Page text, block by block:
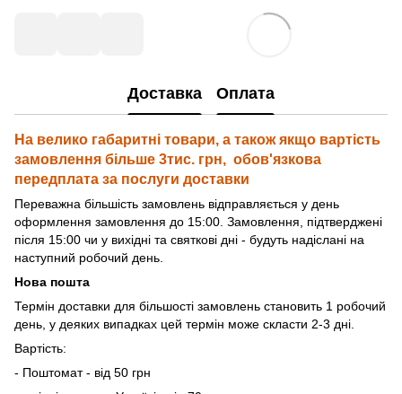
Доставка Оплата
На велико габаритні товари, а також якщо вартість
замовлення більше 3тис. грн, обов'язкова
передплата за послуги доставки
Переважна більшість замовлень відправляється у день
оформлення замовлення до 15:00. Замовлення, підтверджені
після 15:00 чи у вихідні та святкові дні - будуть надіслані на
наступний робочий день.
Нова пошта
Термін доставки для більшості замовлень становить 1 робочий
день, у деяких випадках цей термін може скласти 2-3 дні.
Вартість:
- Поштомат - від 50 грн